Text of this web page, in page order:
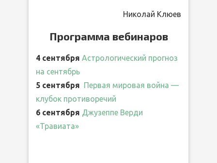
Николай Клюев
Программа вебинаров
4 сентября Астрологический прогноз
на сентябрь
5 сентября
Первая мировая война —
клубок противоречий
6 сентября Джузеппе Верди
«Травиата»